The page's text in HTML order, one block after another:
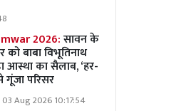
2026:सावन के
को बाबा विभूतिनाथ
आस्था का सैलाब, ‘हर-
गूंजा परिसर
Aug 2026 10:17:54